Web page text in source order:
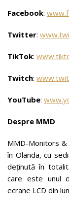
Facebook:
Twitter:
TikTok:
Twitch:
YouTube:
Despre MMD
MMD-Monitors &
în Olanda, cu
deținută în
care este unul
ecrane LCD din